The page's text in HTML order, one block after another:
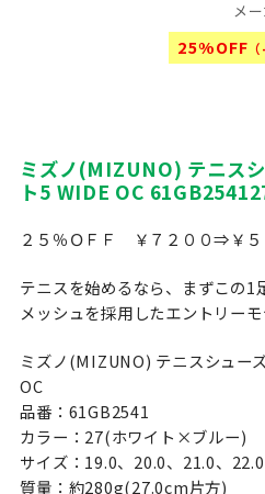
メ
25%OFF
ミズノ(MIZUNO) テニス
ト5 WIDE OC
２５％ＯＦＦ ￥７２００⇒￥５
テニスを始めるなら、まずこの1
メッシュを採用したエントリーモ
ミズノ(MIZUNO) テニスシュー
OC
品番：61GB2541
カラー：27(ホワイト×ブルー)
サイズ：19.0、20.0、21.0、
質量：約280g(27.0cm片方)